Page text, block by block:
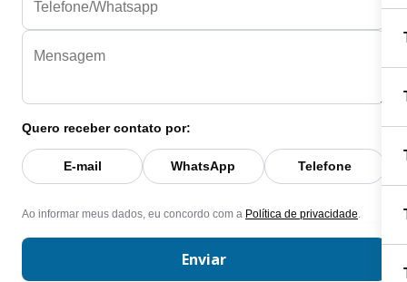
Quero receber contato por:
E-mail WhatsApp Telefone
Ao informar meus dados, eu concordo com a Política de privacidade
Enviar